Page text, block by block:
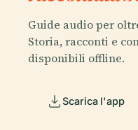
Guide audio per
Storia, racconti e
disponibili offline.
Scarica l'app